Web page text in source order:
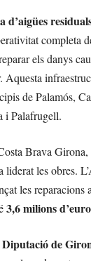
d’aigües
completa
els danys
de Palamós,
i Palafrugell.
Brava
liderat les obres.
les reparacions
3,6 milions
Diputació de